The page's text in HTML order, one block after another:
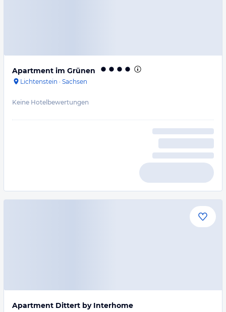
Apartment im Grünen
Lichtenstein · Sachsen
Keine Hotelbewertungen
Apartment Dittert by Interhome